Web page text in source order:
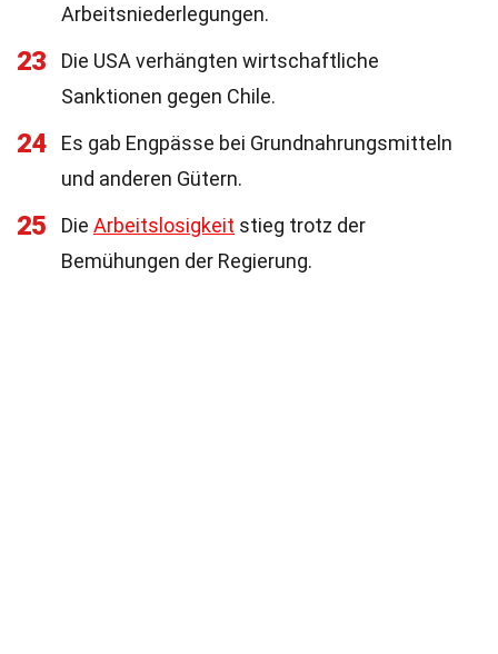
Arbeitsniederlegungen.
23
Die USA verhängten wirtschaftliche
Sanktionen gegen Chile.
24
Es gab Engpässe bei Grundnahrungsmitteln
und anderen Gütern.
25 Die Arbeitslosigkeit stieg trotz der
Bemühungen der Regierung.